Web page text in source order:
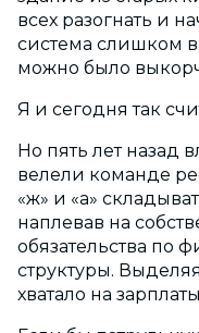
всех разогнать и
система слишком
можно было
Я и сегодня так
Но пять лет назад
велели команде
«ж» и «а»
наплевав на
обязательства по
структуры.
хватало на